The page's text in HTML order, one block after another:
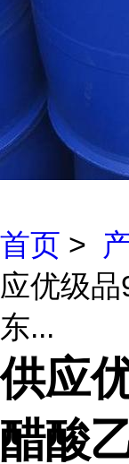
首页 >
应优级
东...
供应
醋酸